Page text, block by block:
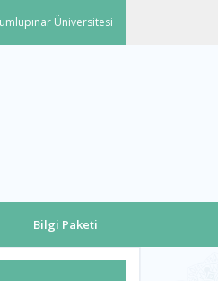
Üniversitesi
Bilgi Paketi
Next